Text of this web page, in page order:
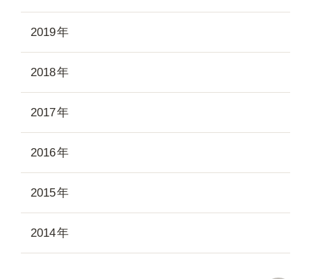
2019
2018
2017
2016
2015
2014